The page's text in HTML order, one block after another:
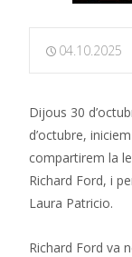
04.10.2025
Dijous 30
d’octubre,
compartirem la
Richard Ford, i
Laura Patricio.
Richard Ford va